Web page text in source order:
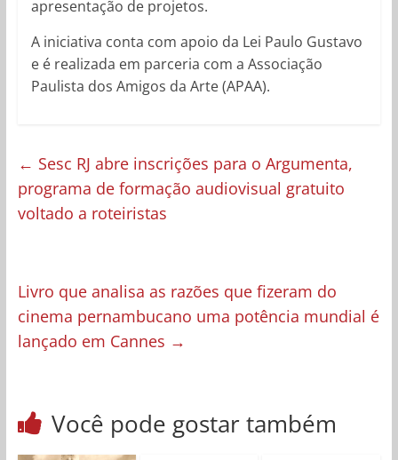
apresentação de projetos.
A iniciativa conta com apoio da Lei Paulo Gustavo
e é realizada em parceria com a Associação
Paulista dos Amigos da Arte (APAA).
← Sesc RJ abre inscrições para o Argumenta,
programa de formação audiovisual gratuito
voltado a roteiristas
Livro que analisa as razões que fizeram do
cinema pernambucano uma potência mundial é
lançado em Cannes →
Você pode gostar também